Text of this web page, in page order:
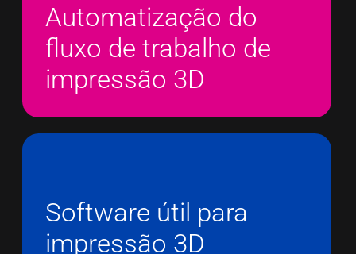
Automatização do
fluxo de trabalho de
impressão 3D
Software útil para
impressão 3D